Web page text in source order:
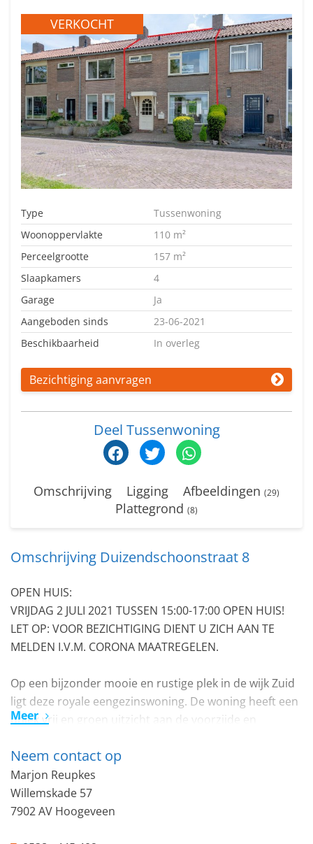
VERKOCHT
Type
Tussenwoning
Woonoppervlakte
110 m²
Perceelgrootte
157 m²
Slaapkamers
4
Garage
Ja
Aangeboden sinds
23-06-2021
Beschikbaarheid
In overleg
Bezichtiging aanvragen
Deel Tussenwoning
Omschrijving Ligging Afbeeldingen (29)
Plattegrond (8)
Omschrijving Duizendschoonstraat 8
OPEN HUIS:
VRIJDAG 2 JULI 2021 TUSSEN 15:00-17:00 OPEN HUIS!
LET OP: VOOR BEZICHTIGING DIENT U ZICH AAN TE
MELDEN I.V.M. CORONA MAATREGELEN.
Op een bijzonder mooie en rustige plek in de wijk Zuid
ligt deze royale eengezinswoning. De woning heeft een
uniek vrij en groen uitzicht aan de voorzijde en
woning met veel mogelijkheden en kan met
aanpassingen gemoderniseerd worden naar de
wensen van de huidige tijd.
Tevens beschikt deze woning over een naastgelegen
Meer
Neem contact op
Marjon Reupkes
Willemskade 57
7902 AV Hoogeveen